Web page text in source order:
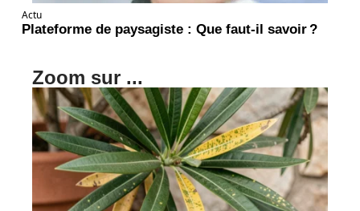
Actu
Plateforme de paysagiste : Que faut-il savoir ?
Zoom sur ...